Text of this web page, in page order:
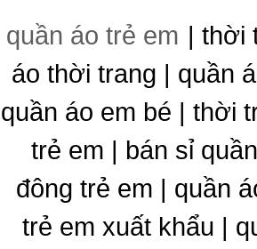
quần áo trẻ em | thời
áo thời trang | quần
quần áo em bé | thời
trẻ em | bán sỉ
đông trẻ em | quần
trẻ em xuất khẩu |